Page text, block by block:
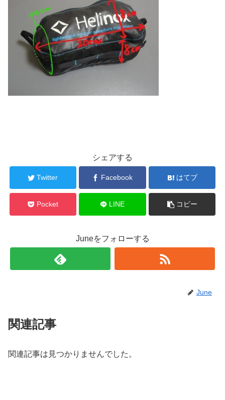
シェアする
Twitter Facebook はてブ
Pocket LINE コピー
Juneをフォローする
June
関連記事
関連記事は見つかりませんでした。